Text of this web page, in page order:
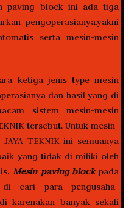
paving block ini ada tiga
pengoperasianya.yakni
serta mesin-mesin
ketiga jenis type mesin
dan hasil yang di
sistem mesin-mesin
tersebut. Untuk mesin-
TEKNIK ini semuanya
yang tidak di miliki oleh
Mesin paving blockpada
cari para pengusaha-
karenakan banyak sekali